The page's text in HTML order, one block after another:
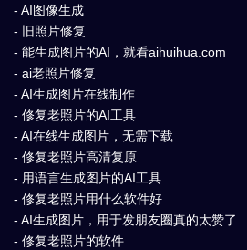
- AI图像生成
- 旧照片修复
- 能生成图片的AI，就看aihuihua.com
- ai老照片修复
- AI生成图片在线制作
- 修复老照片的AI工具
- AI在线生成图片，无需下载
- 修复老照片高清复原
- 用语言生成图片的AI工具
- 修复老照片用什么软件好
- AI生成图片，用于发朋友圈真的太赞了
- 修复老照片的软件